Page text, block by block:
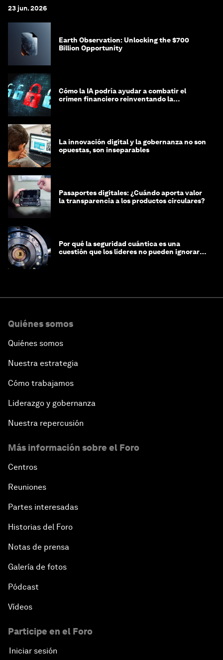
23 jun. 2026
Earth Observation: Unlocking the $700
Billion Opportunity
Cómo la IA podría ayudar a combatir el
crimen financiero reinventando la
La innovación digital y la gobernanza no son
opuestas, son inseparables
Pasaportes digitales: ¿Cuándo aporta valor
la transparencia a los productos circulares?
Por qué la seguridad cuántica es una
cuestión que los líderes no pueden ignorar
Quiénes somos
Quiénes somos
Nuestra estrategia
Cómo trabajamos
Liderazgo y gobernanza
Nuestra repercusión
Más información sobre el Foro
Centros
Reuniones
Partes interesadas
Historias del Foro
Notas de prensa
Galería de fotos
Pódcast
Vídeos
Participe en el Foro
Iniciar sesión